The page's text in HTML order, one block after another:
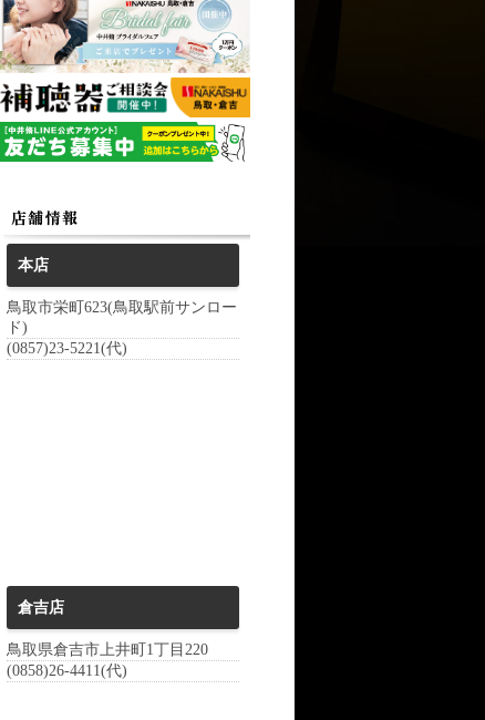
本店
鳥取市栄町623(鳥取駅前サンロー
ド)
(0857)23-5221(代)
倉吉店
鳥取県倉吉市上井町1丁目220
(0858)26-4411(代)